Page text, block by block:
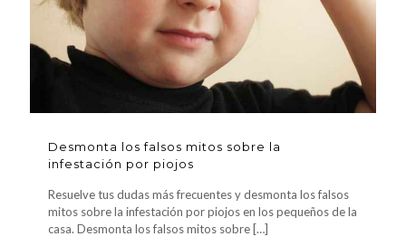
Desmonta los falsos mitos sobre la
infestación por piojos
Resuelve tus dudas más frecuentes y desmonta los falsos
mitos sobre la infestación por piojos en los pequeños de la
casa. Desmonta los falsos mitos sobre […]